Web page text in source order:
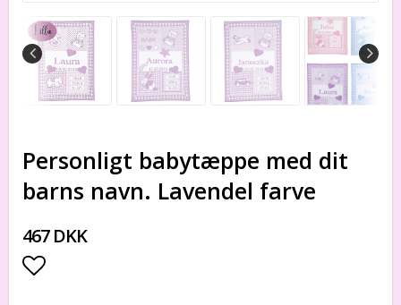
Personligt babytæppe med dit
barns navn. Lavendel farve
467 DKK